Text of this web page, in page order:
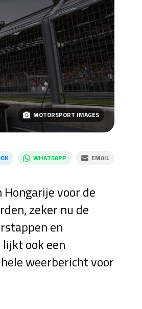
MOTORSPORT IMAGES
WHATSAPP EMAIL
voor de
zeker nu de
en
ook een
weerbericht voor